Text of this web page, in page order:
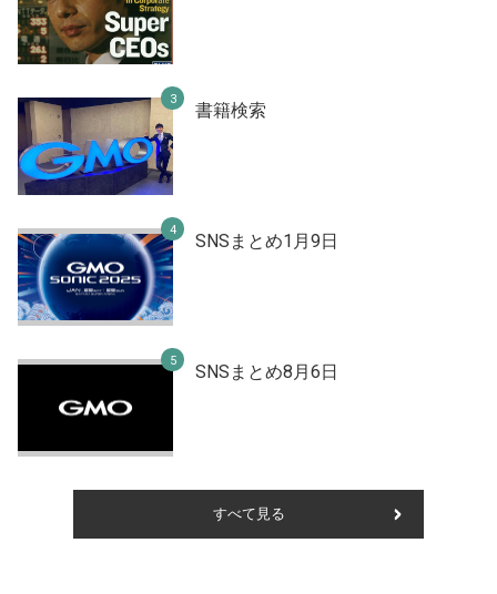
書籍検索
SNSまとめ1月9日
SNSまとめ8月6日
すべて見る